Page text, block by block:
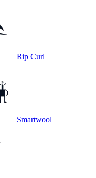
Rip Curl
Smartwool